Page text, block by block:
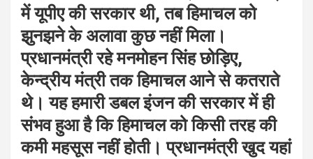
में यूपीए की सरकार थी, तब हिमाचल को
झुनझने के अलावा कुछ नहीं मिला।
प्रधानमंत्री रहे मनमोहन सिंह छोड़िए,
केन्द्रीय मंत्री तक हिमाचल आने से कतराते
थे। यह हमारी डबल इंजन की सरकार में ही
संभव हुआ है कि हिमाचल को किसी तरह की
कमी महसूस नहीं होती। प्रधानमंत्री खुद यहां